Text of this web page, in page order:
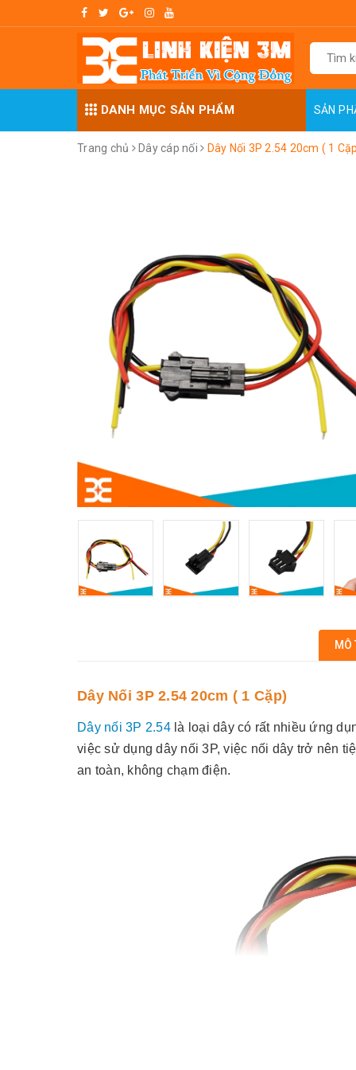
DANH MỤC SẢN PHẨM SẢN
Trang chủ Dây cáp nối Dây Nối 3P 2.54 20cm ( 1
MÔ
Dây Nối 3P 2.54 20cm ( 1 Cặp)
Dây nối 3P 2.54là loại dây có rất nhiều ứng
việc sử dụng dây nối 3P, việc nối dây trở nên
an toàn, không chạm điện.